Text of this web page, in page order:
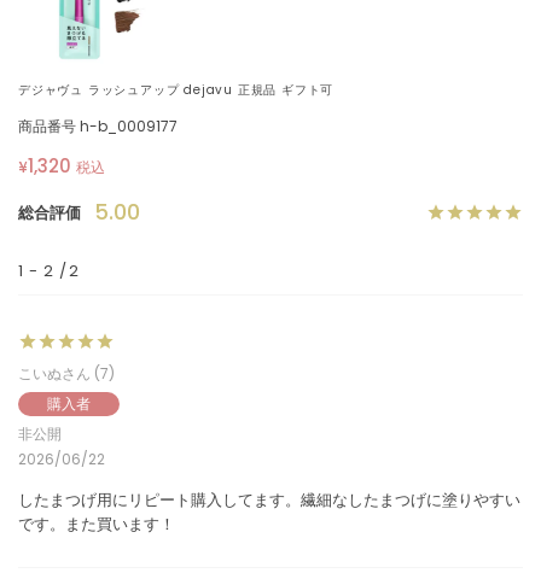
デジャヴュ ラッシュアップ dejavu 正規品 ギフト可
商品番号h-b_0009177
¥1,320 税込
5.00
1 - 2 2
こいぬ
7
購入者
非公開
2026/06/22
したまつげ用にリピート購入してます。繊細なしたまつげに塗りやすい
です。また買います！